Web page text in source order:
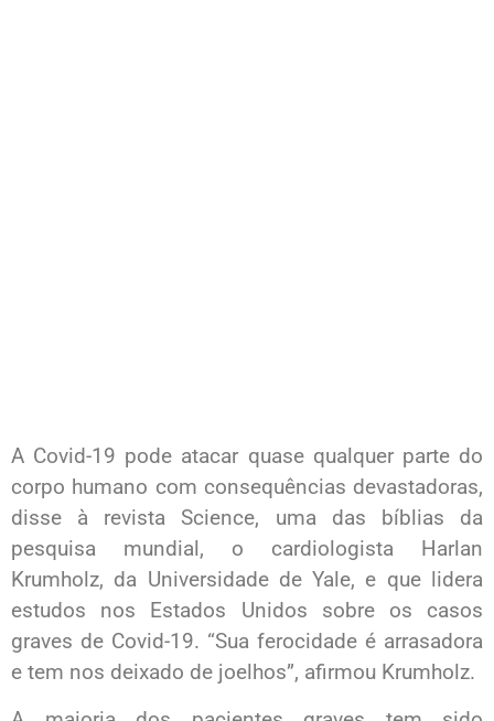
A Covid-19 pode atacar quase qualquer parte do
corpo humano com consequências devastadoras,
disse à revista Science, uma das bíblias da
pesquisa mundial, o cardiologista Harlan
Krumholz, da Universidade de Yale, e que lidera
estudos nos Estados Unidos sobre os casos
graves de Covid-19. “Sua ferocidade é arrasadora
e tem nos deixado de joelhos”, afirmou Krumholz.